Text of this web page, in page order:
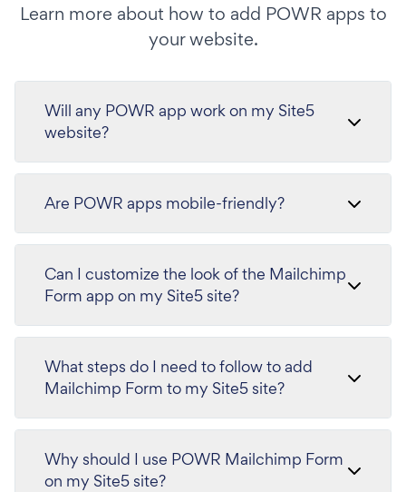
Learn more about how to add POWR apps to
your website.
Will any POWR app work on my Site5
website?
Are POWR apps mobile-friendly?
Can I customize the look of the Mailchimp
Form app on my Site5 site?
What steps do I need to follow to add
Mailchimp Form to my Site5 site?
Why should I use POWR Mailchimp Form
on my Site5 site?